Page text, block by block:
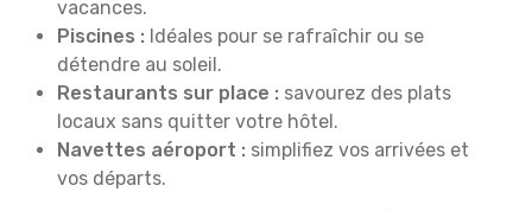
vacances.
Piscines : Idéales pour se rafraîchir ou se
détendre au soleil.
Restaurants sur place : savourez des plats
locaux sans quitter votre hôtel.
Navettes aéroport : simplifiez vos arrivées et
vos départs.